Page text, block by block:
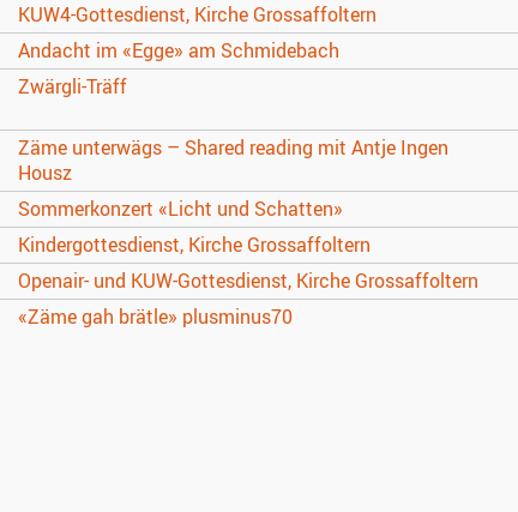
KUW4-Gottesdienst, Kirche Grossaffoltern
Andacht im «Egge» am Schmidebach
Zwärgli-Träff
Zäme unterwägs – Shared reading mit Antje Ingen
Housz
Sommerkonzert «Licht und Schatten»
Kindergottesdienst, Kirche Grossaffoltern
Openair- und KUW-Gottesdienst, Kirche Grossaffoltern
«Zäme gah brätle» plusminus70